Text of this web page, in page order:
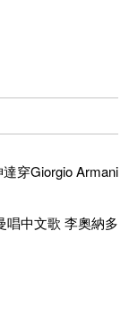
穿Giorgio Armani
唱中文歌 李奧納多